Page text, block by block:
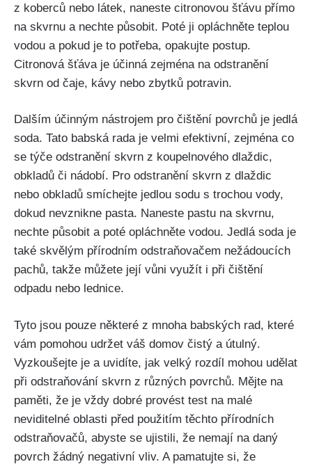
​z koberců nebo látek, naneste citronovou šťávu přímo
na skvrnu a nechte působit. Poté ‌ji opláchněte teplou
vodou a ⁤pokud je to potřeba, opakujte postup.
Citronová šťáva je účinná zejména ‌na odstranění
skvrn od čaje, kávy⁤ nebo zbytků potravin.
Dalším účinným nástrojem pro ⁢čištění povrchů je jedlá
soda. Tato babská rada je ⁤velmi efektivní, zejména co
se týče odstranění ⁢skvrn z koupelnového⁢ dlaždic,
‍obkladů či nádobí. Pro odstranění skvrn z dlaždic
‌nebo obkladů smíchejte jedlou sodu s trochou vody,
dokud nevznikne pasta.‌ Naneste pastu na skvrnu,
nechte působit a poté opláchněte vodou. Jedlá soda je
‌také skvělým přírodním odstraňovačem nežádoucích
pachů, takže​ můžete její vůni využít i při čištění
odpadu nebo lednice.
Tyto jsou pouze některé z mnoha ‍babských rad, které
vám pomohou udržet váš domov čistý a útulný.
Vyzkoušejte je a uvidíte, jak velký⁤ rozdíl mohou udělat
při odstraňování ⁤skvrn⁢ z různých povrchů. Mějte⁢ na
paměti, že je vždy dobré provést test na⁢ malé
neviditelné oblasti před použitím těchto přírodních
odstraňovačů, abyste se ujistili, že nemají na daný
povrch žádný negativní vliv. A pamatujte si, že